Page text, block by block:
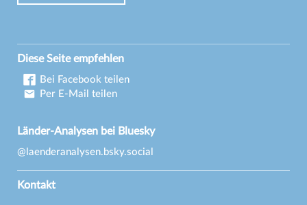
Diese Seite empfehlen
Bei Facebook teilen
Per E-Mail teilen
Länder-Analysen bei Bluesky
@laenderanalysen.bsky.social
Kontakt